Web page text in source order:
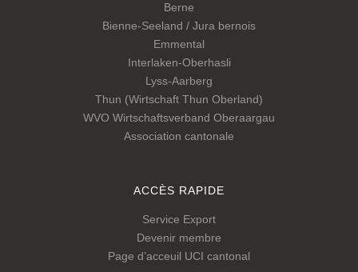
Berne
Bienne-Seeland / Jura bernois
Emmental
Interlaken-Oberhasli
Lyss-Aarberg
Thun (Wirtschaft Thun Oberland)
WVO Wirtschaftsverband Oberaargau
Association cantonale
ACCÈS RAPIDE
Service Export
Devenir membre
Page d’acceuil UCI cantonal